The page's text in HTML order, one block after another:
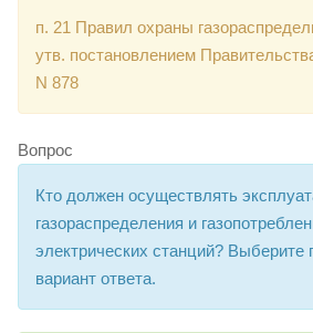
п. 21 Правил охраны
утв. постановлением
N 878
Вопрос
Кто должен осуществлять
газораспределения и
электрических станций? Выберите
вариант ответа.